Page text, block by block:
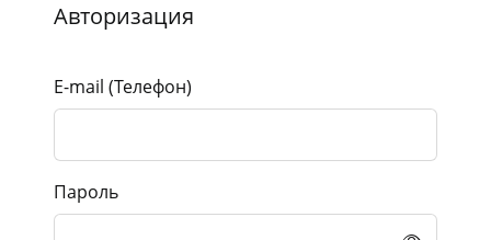
Авторизация
E-mail (Телефон)
Пароль